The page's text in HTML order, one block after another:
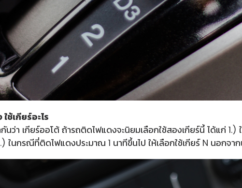
ช้เกียร์อะไร
นว่า เกียร์ออโต้ ถ้ารถติดไฟแดงจะนิยมเลือกใช้สองเกียร์นี้ ได้แก่
ในกรณีที่ติดไฟแดงประมาณ 1 นาทีขึ้นไป ให้เลือกใช้เกียร์ N นอกจ